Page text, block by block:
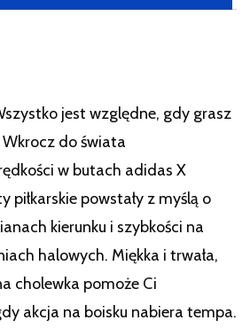
jest względne, gdy grasz
do świata
w butach adidas X
piłkarskie powstały z myślą o
kierunku i szybkości na
halowych. Miękka i trwała,
cholewka pomoże Ci
akcja na boisku nabiera tempa.